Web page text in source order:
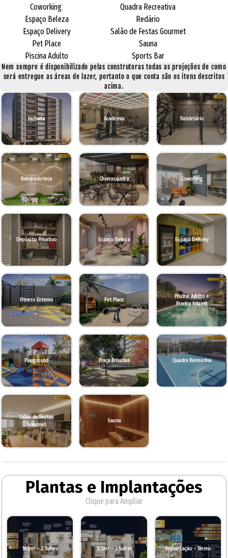
Coworking
Espaço Beleza
Espaço Delivery
Pet Place
Piscina Adulto
Quadra Recreativa
Redário
Salão de Festas Gourmet
Sauna
Sports Bar
Nem sempre é disponibilizado pelas construtoras todas as projeções de como
será entregue as áreas de lazer, portanto o que conta são os itens descritos
acima.
Fachada Academia Bicicletário
Brinquedoteca Churrasqueira Coworking
Depósito Privativo Espaço Beleza Espaço Delivery
Fitness Externo Pet Place
Piscina Adulto e
Piscina Infantil
Playground Praça Privativa Quadra Recreativa
Salão de Festas
Gourmet
Sauna
Plantas e Implantações
Clique para Ampliar
103m² - 2 Suítes 103m² - 3 Suítes Implantação - Térreo